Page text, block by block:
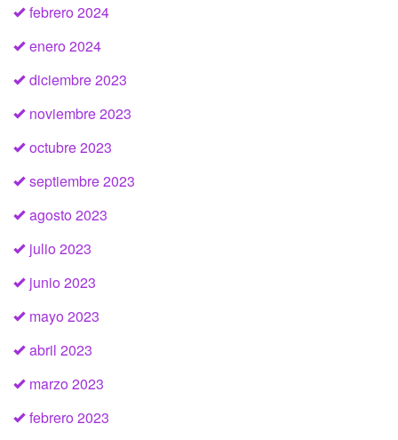
febrero 2024
enero 2024
diciembre 2023
noviembre 2023
octubre 2023
septiembre 2023
agosto 2023
julio 2023
junio 2023
mayo 2023
abril 2023
marzo 2023
febrero 2023